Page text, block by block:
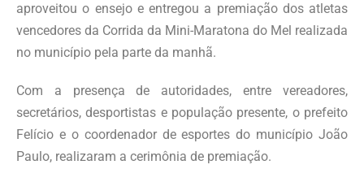
aproveitou o ensejo e entregou a premiação dos atletas
vencedores da Corrida da Mini-Maratona do Mel realizada
no município pela parte da manhã.
Com a presença de autoridades, entre vereadores,
secretários, desportistas e população presente, o prefeito
Felício e o coordenador de esportes do município João
Paulo, realizaram a cerimônia de premiação.